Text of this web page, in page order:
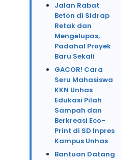
Jalan Rabat
Beton di Sidrap
Retak dan
Mengelupas,
Padahal Proyek
Baru Sekali
GACOR! Cara
Seru Mahasiswa
KKN Unhas
Edukasi Pilah
Sampah dan
Berkreasi Eco-
Print di SD Inpres
Kampus Unhas
Bantuan Datang